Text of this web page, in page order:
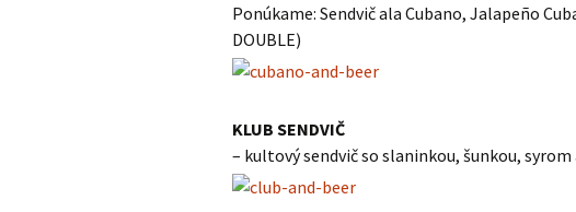
Ponúkame: Sendvič ala Cubano, Jalapeño
DOUBLE)
KLUB SENDVIČ
– kultový sendvič so slaninkou, šunkou,